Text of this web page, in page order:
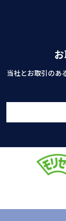
当社とお取引のあ